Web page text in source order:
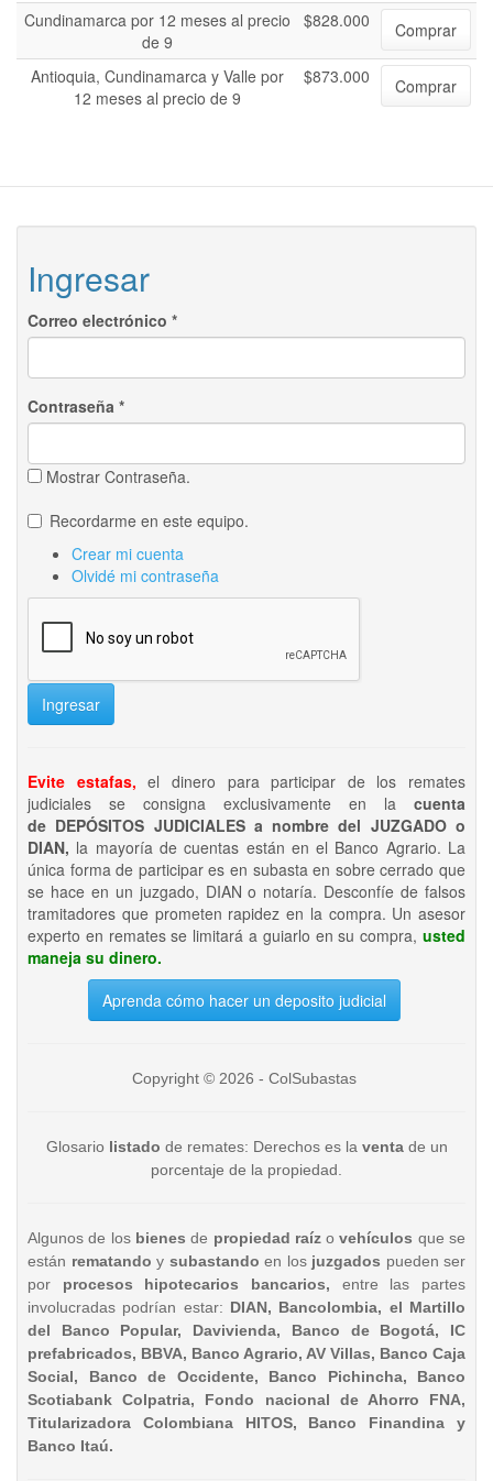
Cundinamarca por 12 meses al precio
de 9
$828.000 Comprar
Antioquia, Cundinamarca y Valle por
12 meses al precio de 9
$873.000 Comprar
Ingresar
Correo electrónico *
Contraseña *
Mostrar Contraseña.
Recordarme en este equipo.
Crear mi cuenta
Olvidé mi contraseña
Ingresar
Evite estafas, el dinero para participar de los remates
judiciales se consigna exclusivamente en la cuenta
de DEPÓSITOS JUDICIALES a nombre del JUZGADO o
DIAN, la mayoría de cuentas están en el Banco Agrario. La
única forma de participar es en subasta en sobre cerrado que
se hace en un juzgado, DIAN o notaría. Desconfíe de falsos
tramitadores que prometen rapidez en la compra. Un asesor
experto en remates se limitará a guiarlo en su compra, usted
maneja su dinero.
Aprenda cómo hacer un deposito judicial
Copyright © 2026 - ColSubastas
Glosario listado de remates: Derechos es la ventade un
porcentaje de la propiedad.
Algunos de los bienesde propiedad raízo vehículos que se
están rematando y subastando en los juzgados pueden ser
por procesos hipotecarios bancarios, entre las partes
involucradas podrían estar: DIAN, Bancolombia, el Martillo
del Banco Popular, Davivienda, Banco de Bogotá, IC
prefabricados, BBVA, Banco Agrario, AV Villas, Banco Caja
Social, Banco de Occidente, Banco Pichincha, Banco
Scotiabank Colpatria, Fondo nacional de Ahorro FNA,
Titularizadora Colombiana HITOS, Banco Finandina y
Banco Itaú.